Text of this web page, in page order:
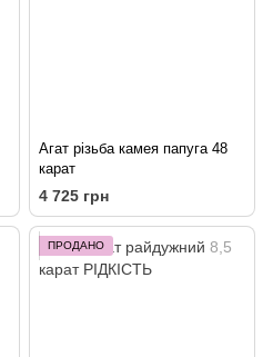
Агат різьба камея папуга 48
карат
4 725 грн
ПРОДАНО